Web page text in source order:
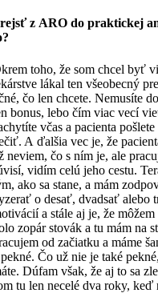
z ARO do praktickej
toho, že som chcel byť
lákal ten všeobecný
čo len chcete. Nemusíte
bonus, lebo čím viac vecí
včas a pacienta
A ďalšia vec je, že
neviem, čo s ním je, ale
vidím celú jeho cestu.
ako sa stane, a mám
o desať, dvadsať alebo
a stále aj je, že
zopár stovák a tu mám na
od začiatku a máme
Čo už nie je také
Dúfam však, že aj to sa
tu len necelé dva roky,